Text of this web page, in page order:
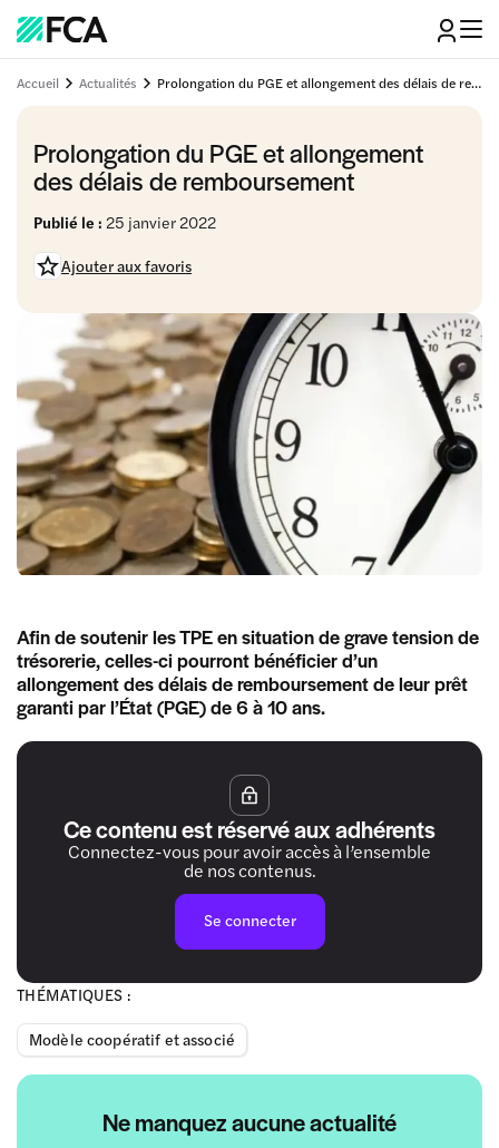
Accueil Actualités Prolongation du PGE et allongement des délais de remboursement
Prolongation du PGE et allongement
des délais de remboursement
Publié le : 25 janvier 2022
Ajouter aux favoris
THÉMATIQUES :
Modèle coopératif et associé
Ne manquez aucune actualité
Afin de soutenir les TPE en situation de grave tension de
trésorerie, celles-ci pourront bénéficier d’un
allongement des délais de remboursement de leur prêt
garanti par l’État (PGE) de 6 à 10 ans.
Ce contenu est réservé aux adhérents
Connectez-vous pour avoir accès à l’ensemble
de nos contenus.
Se connecter